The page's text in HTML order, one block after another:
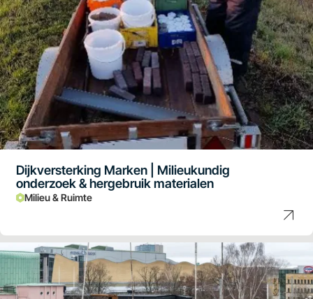
Dijkversterking Marken | Milieukundig
onderzoek & hergebruik materialen
Milieu & Ruimte